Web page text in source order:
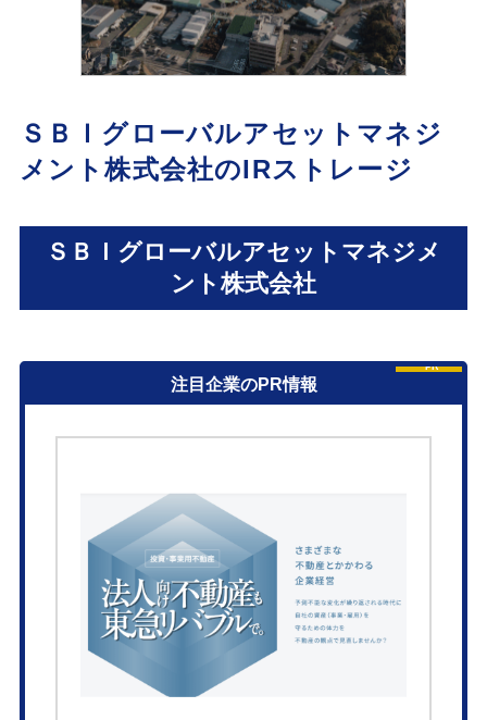
ＳＢＩグローバルアセットマネジ
メント株式会社のIRストレージ
ＳＢＩグローバルアセットマネジメ
ント株式会社
注目企業のPR情報
PR